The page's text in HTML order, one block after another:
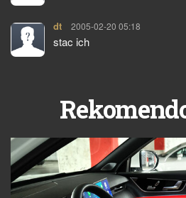
dt pisze:
2005-02-20 05:18
stac ich